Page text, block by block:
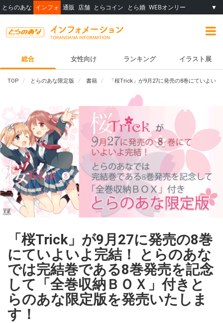
とらのあな インフォ 通販 店舗 とらコイン とら婚 WEBオンリー ▼
総合 女性向け ランキング イラスト展
TOP とらのあな限定版 書籍 「桜Trick」が9月27に発売の8巻にていよい
「桜Trick」が9月27に発売の8巻
にていよいよ完結！ とらのあな
では完結巻である8巻発売を記念
して「全巻収納ＢＯＸ」付きと
らのあな限定版を発売いたしま
す！